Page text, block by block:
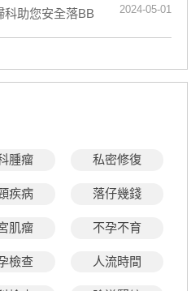
科助您安全落BB 2024-05-01
腫瘤 私密修復
疾病 落仔幾錢
肌瘤 不孕不育
檢查 人流時間